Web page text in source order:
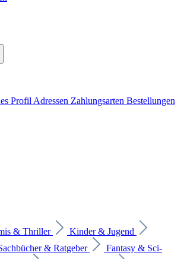
Profil Adressen Zahlungsarten Bestellungen
& Thriller
Kinder & Jugend
& Ratgeber
Fantasy & Sci-